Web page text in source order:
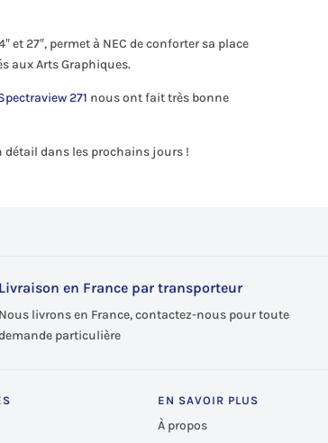
27″, permet à NEC de conforter sa place
aux Arts Graphiques.
271 nous ont fait très bonne
détail dans les prochains jours !
Livraison en France par transporteur
Nous livrons en France, contactez-nous pour toute
particulière
EN SAVOIR PLUS
À propos